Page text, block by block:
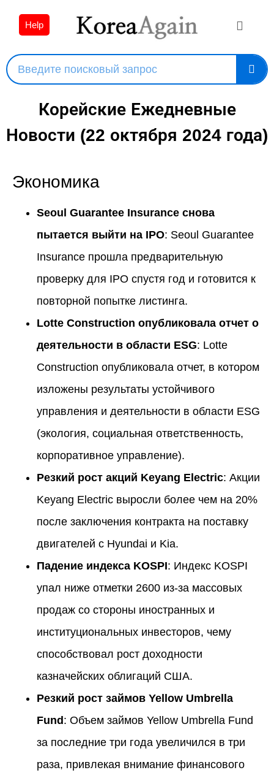
Help
Корейские Ежедневные
Новости (22 октября 2024 года)
Экономика
Seoul Guarantee Insurance снова
пытается выйти на IPO: Seoul Guarantee
Insurance прошла предварительную
проверку для IPO спустя год и готовится к
повторной попытке листинга.
Lotte Construction опубликовала отчет о
деятельности в области ESG: Lotte
Construction опубликовала отчет, в котором
изложены результаты устойчивого
управления и деятельности в области ESG
(экология, социальная ответственность,
корпоративное управление).
Резкий рост акций Keyang Electric: Акции
Keyang Electric выросли более чем на 20%
после заключения контракта на поставку
двигателей с Hyundai и Kia.
Падение индекса KOSPI: Индекс KOSPI
упал ниже отметки 2600 из-за массовых
продаж со стороны иностранных и
институциональных инвесторов, чему
способствовал рост доходности
казначейских облигаций США.
Резкий рост займов Yellow Umbrella
Fund : Объем займов Yellow Umbrella Fund
за последние три года увеличился в три
раза, привлекая внимание финансового